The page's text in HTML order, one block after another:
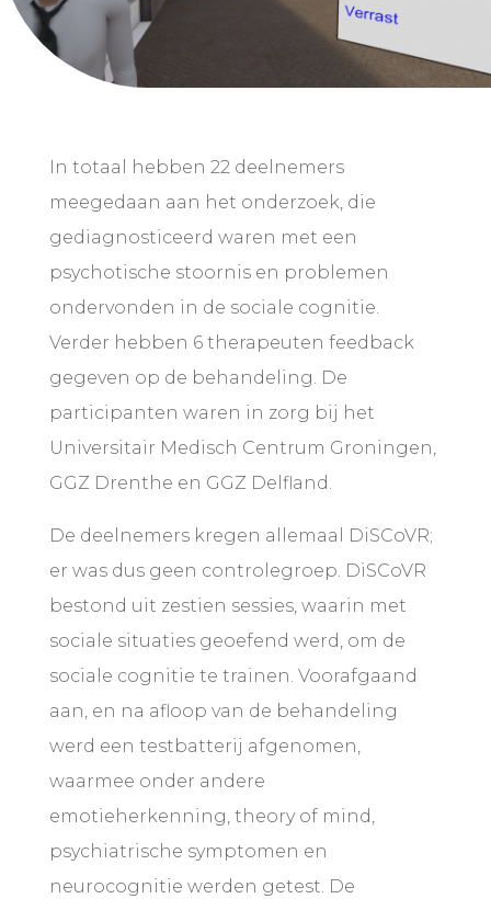
In totaal hebben 22 deelnemers
meegedaan aan het onderzoek, die
gediagnosticeerd waren met een
psychotische stoornis en problemen
ondervonden in de sociale cognitie.
Verder hebben 6 therapeuten feedback
gegeven op de behandeling. De
participanten waren in zorg bij het
Universitair Medisch Centrum Groningen,
GGZ Drenthe en GGZ Delfland.
De deelnemers kregen allemaal DiSCoVR;
er was dus geen controlegroep. DiSCoVR
bestond uit zestien sessies, waarin met
sociale situaties geoefend werd, om de
sociale cognitie te trainen. Voorafgaand
aan, en na afloop van de behandeling
werd een testbatterij afgenomen,
waarmee onder andere
emotieherkenning, theory of mind,
psychiatrische symptomen en
neurocognitie werden getest. De